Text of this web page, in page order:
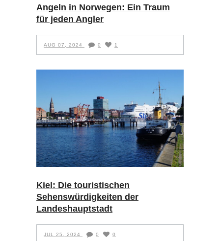
Angeln in Norwegen: Ein Traum
für jeden Angler
AUG 07, 2024 0 1
Kiel: Die touristischen
Sehenswürdigkeiten der
Landeshauptstadt
JUL 25, 2024 0 0